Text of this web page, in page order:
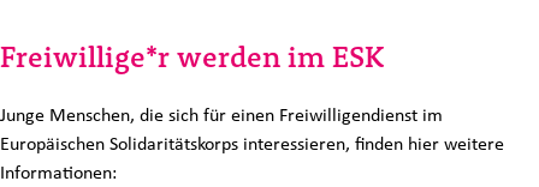
Freiwillige*r werden im ESK
Junge Menschen, die sich für einen Freiwilligendienst im
Europäischen Solidaritätskorps interessieren, finden hier weitere
Informationen: